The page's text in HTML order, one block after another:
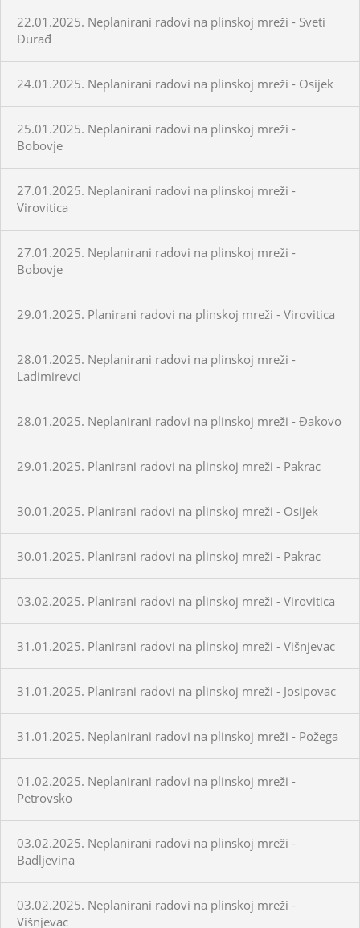
22.01.2025. Neplanirani radovi na plinskoj mreži - Sveti
Đurađ
24.01.2025. Neplanirani radovi na plinskoj mreži - Osijek
25.01.2025. Neplanirani radovi na plinskoj mreži -
Bobovje
27.01.2025. Neplanirani radovi na plinskoj mreži -
Virovitica
27.01.2025. Neplanirani radovi na plinskoj mreži -
Bobovje
29.01.2025. Planirani radovi na plinskoj mreži - Virovitica
28.01.2025. Neplanirani radovi na plinskoj mreži -
Ladimirevci
28.01.2025. Neplanirani radovi na plinskoj mreži - Đakovo
29.01.2025. Planirani radovi na plinskoj mreži - Pakrac
30.01.2025. Planirani radovi na plinskoj mreži - Osijek
30.01.2025. Planirani radovi na plinskoj mreži - Pakrac
03.02.2025. Planirani radovi na plinskoj mreži - Virovitica
31.01.2025. Planirani radovi na plinskoj mreži - Višnjevac
31.01.2025. Planirani radovi na plinskoj mreži - Josipovac
31.01.2025. Neplanirani radovi na plinskoj mreži - Požega
01.02.2025. Neplanirani radovi na plinskoj mreži -
Petrovsko
03.02.2025. Neplanirani radovi na plinskoj mreži -
Badljevina
03.02.2025. Neplanirani radovi na plinskoj mreži -
Višnjevac